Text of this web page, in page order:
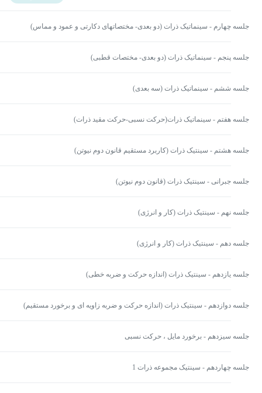
جلسه چهارم - سینماتیک ذرات (دو بعدی- مختصاتهای دکارتی و عمود و مماس)
جلسه پنجم - سینماتیک ذرات (دو بعدی- مختصات قطبی)
جلسه ششم - سینماتیک ذرات (سه بعدی)
جلسه هفتم - سینماتیک ذرات(حرکت نسبی-حرکت مقید ذرات)
جلسه هشتم - سینتیک ذرات (کاربرد مستقیم قانون دوم نیوتن)
جلسه جبرانی - سینتیک ذرات (قانون دوم نیوتن)
جلسه نهم - سینتیک ذرات (کار و انرژی)
جلسه دهم - سینتیک ذرات (کار و انرژی)
جلسه یازدهم - سینتیک ذرات (اندازه حرکت و ضربه خطی)
جلسه دوازدهم - سینتیک ذرات (اندازه حرکت و ضربه زاویه ای و برخورد مستقیم)
جلسه سیزدهم - برخورد مایل ، حرکت نسبی
جلسه چهاردهم - سینتیک مجموعه ذرات 1